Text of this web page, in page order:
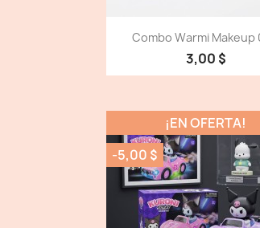
Vista
Combo Warmi Makeup
3,00 $
¡EN OFERTA!
-5,00 $